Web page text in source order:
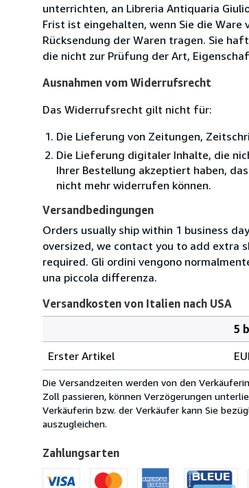
unterrichten, an Libreria Antiquaria
Frist ist eingehalten, wenn Sie die Ware
Rücksendung der Waren tragen. Sie
die nicht zur Prüfung der Art,
Ausnahmen vom Widerrufsrecht
Das Widerrufsrecht gilt nicht für:
Die Lieferung von Zeitungen,
Die Lieferung digitaler Inhalte, die
Ihrer Bestellung akzeptiert haben,
nicht mehr widerrufen können.
Versandbedingungen
Orders usually ship within 1 business
oversized, we contact you to add extra
required. Gli ordini vengono
una piccola differenza.
Versandkosten von Italien nach USA
von
Italien
nach
USA
5
Erster Artikel
Die Versandzeiten werden von den
Zoll passieren, können Verzögerungen
Verkäuferin bzw. der Verkäufer kann Sie
auszugleichen.
Zahlungsarten